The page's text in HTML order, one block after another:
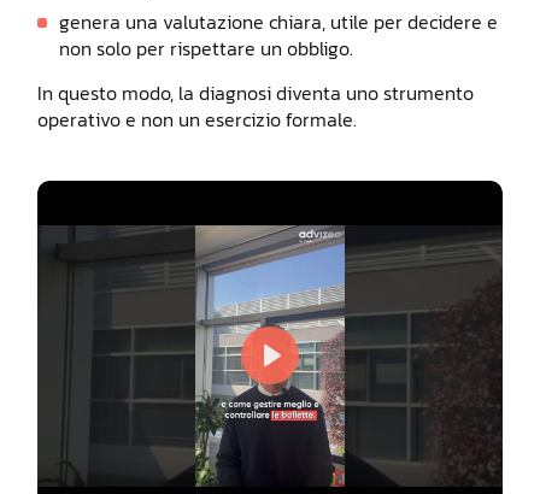
genera una valutazione chiara, utile per decidere e
non solo per rispettare un obbligo.
In questo modo, la diagnosi diventa uno strumento
operativo e non un esercizio formale.
Play